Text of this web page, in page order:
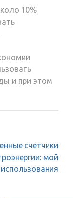
10%
и при этом
счетчики
мой